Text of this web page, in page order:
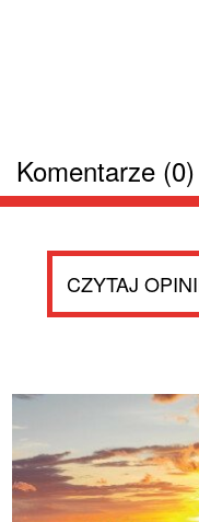
Komentarze (0)
CZYTAJ